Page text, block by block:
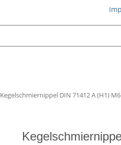
Kegelschmiernippel DIN 71412 A (H1)